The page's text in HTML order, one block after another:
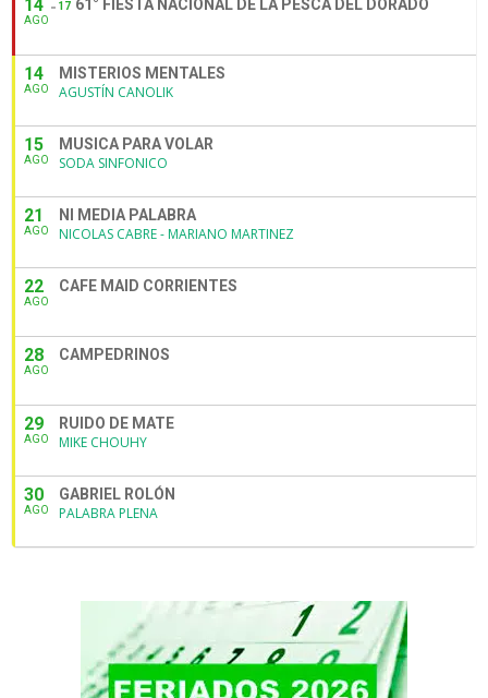
14
AGO
17 61° FIESTA NACIONAL DE LA PESCA DEL DORADO
14
AGO
MISTERIOS MENTALES
AGUSTÍN CANOLIK
15
AGO
MUSICA PARA VOLAR
SODA SINFONICO
21
AGO
NI MEDIA PALABRA
NICOLAS CABRE - MARIANO MARTINEZ
22
AGO
CAFE MAID CORRIENTES
28
AGO
CAMPEDRINOS
29
AGO
RUIDO DE MATE
MIKE CHOUHY
30
AGO
GABRIEL ROLÓN
PALABRA PLENA